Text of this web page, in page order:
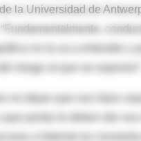
la Universidad de
no la va a entender y
riesgo al que se exponen”.
que jamás le deben dar